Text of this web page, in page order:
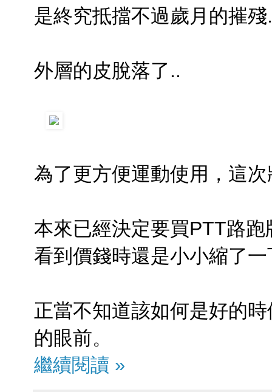
是終究抵擋不過歲月的摧殘
外層的皮脫落了..
為了更方便運動使用，這
本來已經決定要買PTT路
看到價錢時還是小小縮了一
正當不知道該如何是好的
的眼前。
繼續閱讀 »